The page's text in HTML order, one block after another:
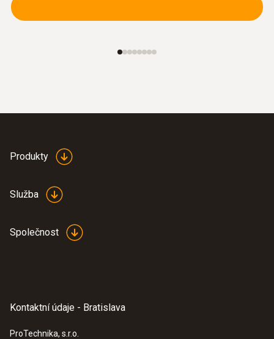
Produkty
Služba
Společnost
Kontaktní údaje - Bratislava
ProTechnika, s.r.o.